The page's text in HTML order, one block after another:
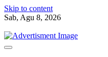
Skip to content
Sab, Agu 8, 2026